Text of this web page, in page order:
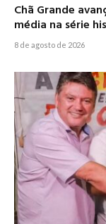
Chã Grande
média na série
8 de agosto de 2026